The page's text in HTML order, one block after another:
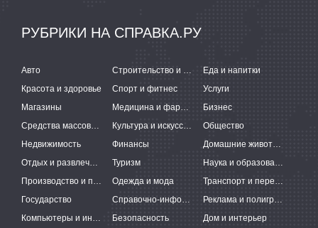
РУБРИКИ НА СПРАВКА.РУ
Авто Строительство и ремонт
Еда и напитки
Красота и здоровье
Спорт и фитнес
Услуги
Магазины
Медицина и фармацевтика
Бизнес
Средства массовой информации
Культура и искусство
Общество
Недвижимость
Финансы
Домашние животные
Отдых и развлечения
Туризм
Наука и образование
Производство и поставки
Одежда и мода
Транспорт и перевозки
Государство
Справочно-информационные системы
Реклама и полиграфия
Компьютеры и интернет
Безопасность Дом и интерьер